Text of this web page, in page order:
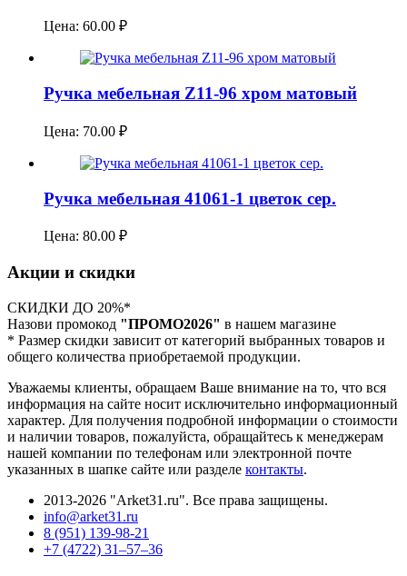
Цена: 60.00 ₽
Ручка мебельная Z11-96 хром матовый
Цена: 70.00 ₽
Ручка мебельная 41061-1 цветок сер.
Цена: 80.00 ₽
Акции и скидки
СКИДКИ ДО 20%*
Назови промокод "ПРОМО2026" в нашем магазине
* Размер скидки зависит от категорий выбранных товаров и
общего количества приобретаемой продукции.
Уважаемы клиенты, обращаем Ваше внимание на то, что вся
информация на сайте носит исключительно информационный
характер. Для получения подробной информации о стоимости
и наличии товаров, пожалуйста, обращайтесь к менеджерам
нашей компании по телефонам или электронной почте
указанных в шапке сайте или разделе контакты.
2013-2026 "Arket31.ru". Все права защищены.
info@arket31.ru
8 (951) 139-98-21
+7 (4722) 31‒57‒36